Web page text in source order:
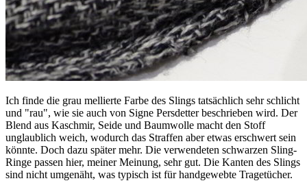
Ich finde die grau mellierte Farbe des Slings tatsächlich sehr schlicht
und "rau", wie sie auch von Signe Persdetter beschrieben wird. Der
Blend aus Kaschmir, Seide und Baumwolle macht den Stoff
unglaublich weich, wodurch das Straffen aber etwas erschwert sein
könnte. Doch dazu später mehr. Die verwendeten schwarzen Sling-
Ringe passen hier, meiner Meinung, sehr gut. Die Kanten des Slings
sind nicht umgenäht, was typisch ist für handgewebte Tragetücher.